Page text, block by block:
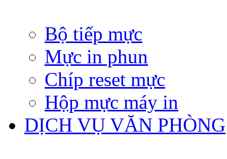
Bộ tiếp mực
Mực in phun
Chíp reset mực
Hộp mực máy in
DỊCH VỤ VĂN PHÒNG